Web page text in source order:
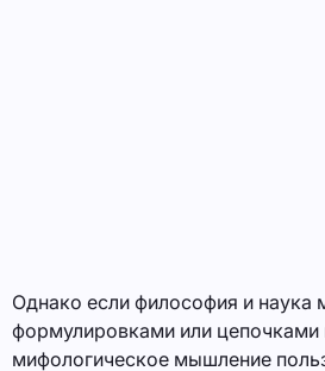
Однако если философия и наука
формулировками или цепочками
мифологическое мышление